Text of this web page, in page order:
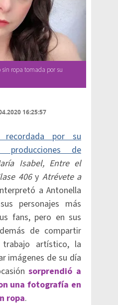
sin ropa tomada por su
16:25:57
por su
producciones de
Isabel, Entre el
406y Atrévete a
a Antonella
personajes más
fans, pero en sus
de compartir
artístico, la
imágenes de su día
sorprendió a
una fotografía en
ropa.